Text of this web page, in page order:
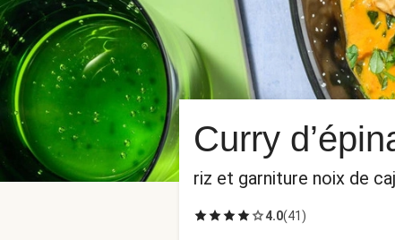
Curry
riz et garniture noix de
4.0(41 )